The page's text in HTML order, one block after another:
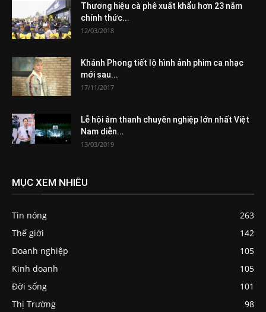
Thương hiệu cà phê xuất khẩu hơn 23 năm
chính thức...
12/03/2018
Khánh Phong tiết lộ hình ảnh phim ca nhạc
mới sau...
17/11/2017
Lễ hội âm thanh chuyên nghiệp lớn nhất Việt
Nam diễn...
13/03/2019
MỤC XEM NHIỀU
Tin nóng
263
Thế giới
142
Doanh nghiệp
105
Kinh doanh
105
Đời sống
101
Thị Trường
98